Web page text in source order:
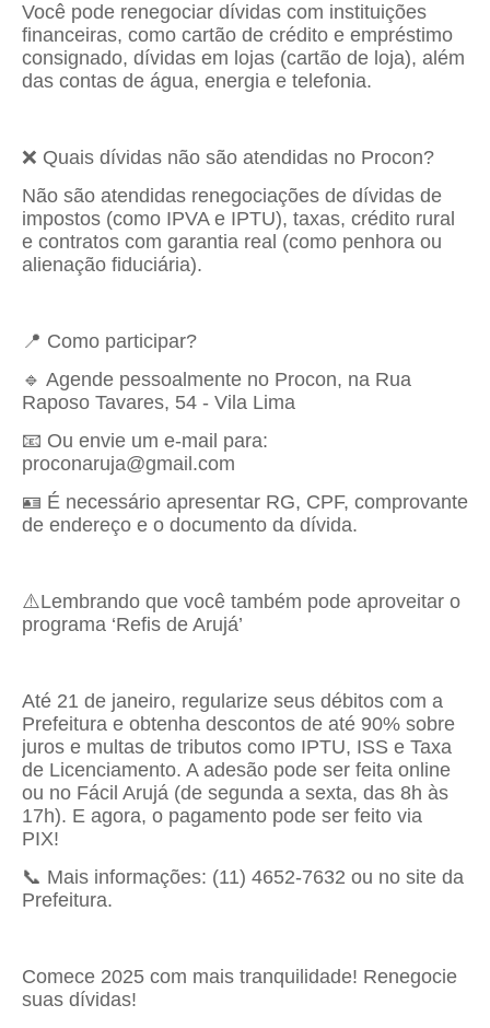
Você pode renegociar dívidas com instituições
financeiras, como cartão de crédito e empréstimo
consignado, dívidas em lojas (cartão de loja), além
das contas de água, energia e telefonia.
❌ Quais dívidas não são atendidas no Procon?
Não são atendidas renegociações de dívidas de
impostos (como IPVA e IPTU), taxas, crédito rural
e contratos com garantia real (como penhora ou
alienação fiduciária).
📍 Como participar?
🔹 Agende pessoalmente no Procon, na Rua
Raposo Tavares, 54 - Vila Lima
📧 Ou envie um e-mail para:
proconaruja@gmail.com
🪪 É necessário apresentar RG, CPF, comprovante
de endereço e o documento da dívida.
⚠️Lembrando que você também pode aproveitar o
programa ‘Refis de Arujá’
Até 21 de janeiro, regularize seus débitos com a
Prefeitura e obtenha descontos de até 90% sobre
juros e multas de tributos como IPTU, ISS e Taxa
de Licenciamento. A adesão pode ser feita online
ou no Fácil Arujá (de segunda a sexta, das 8h às
17h). E agora, o pagamento pode ser feito via
PIX!
📞 Mais informações: (11) 4652-7632 ou no site da
Prefeitura.
Comece 2025 com mais tranquilidade! Renegocie
suas dívidas!